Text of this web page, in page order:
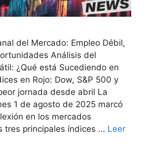
del Mercado: Empleo Débil,
Análisis del
¿Qué está Sucediendo en
en Rojo: Dow, S&P 500 y
jornada desde abril La
1 de agosto de 2025 marcó
en los mercados
tres principales índices … Leer